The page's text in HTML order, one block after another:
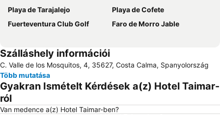
Playa de Tarajalejo
Playa de Cofete
Fuerteventura Club Golf
Faro de Morro Jable
Szálláshely információi
C. Valle de los Mosquitos, 4, 35627, Costa Calma, Spanyolország
Több mutatása
Gyakran Ismételt Kérdések a(z) Hotel Taimar-
ról
Van medence a(z) Hotel Taimar-ben?